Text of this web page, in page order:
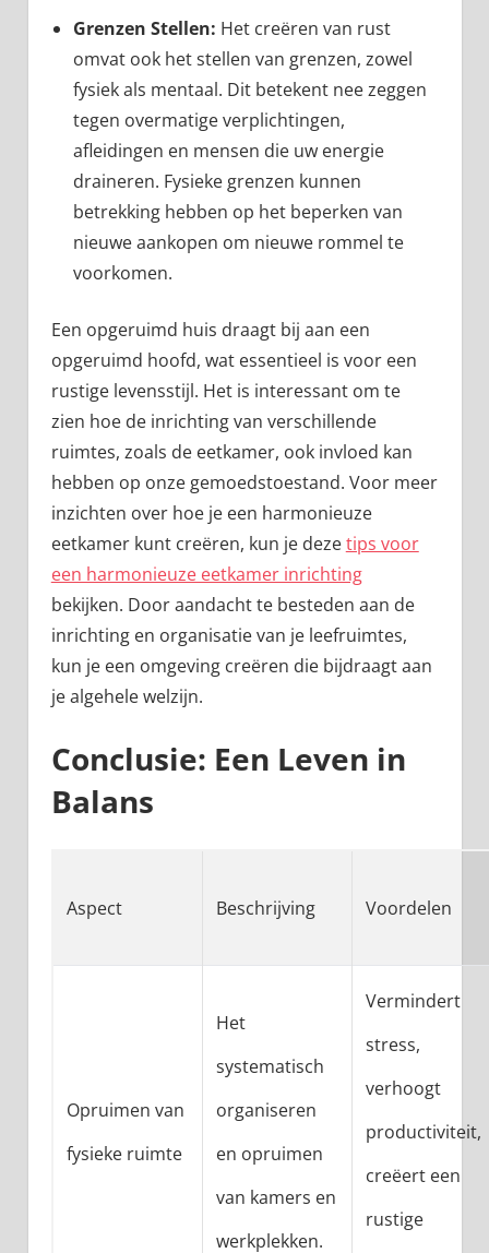
Grenzen Stellen: Het creëren van rust
omvat ook het stellen van grenzen, zowel
fysiek als mentaal. Dit betekent nee zeggen
tegen overmatige verplichtingen,
afleidingen en mensen die uw energie
draineren. Fysieke grenzen kunnen
betrekking hebben op het beperken van
nieuwe aankopen om nieuwe rommel te
voorkomen.
Een opgeruimd huis draagt bij aan een
opgeruimd hoofd, wat essentieel is voor een
rustige levensstijl. Het is interessant om te
zien hoe de inrichting van verschillende
ruimtes, zoals de eetkamer, ook invloed kan
hebben op onze gemoedstoestand. Voor meer
inzichten over hoe je een harmonieuze
eetkamer kunt creëren, kun je dezetips voor
een harmonieuze eetkamer inrichting
bekijken. Door aandacht te besteden aan de
inrichting en organisatie van je leefruimtes,
kun je een omgeving creëren die bijdraagt aan
je algehele welzijn.
Conclusie: Een Leven in
Balans
Aspect Beschrijving Voordelen
Opruimen van
fysieke ruimte
Het
systematisch
organiseren
en opruimen
van kamers en
werkplekken.
Vermindert
stress,
verhoogt
productiviteit,
creëert een
rustige